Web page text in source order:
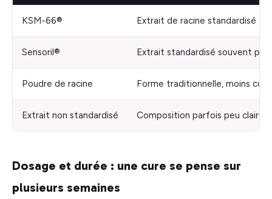
KSM-66® Extrait de racine standardisé
Sensoril® Extrait standardisé souvent
Poudre de racine Forme traditionnelle, moins
Extrait non standardisé Composition parfois peu claire
Dosage et durée : une cure se pense sur
plusieurs semaines